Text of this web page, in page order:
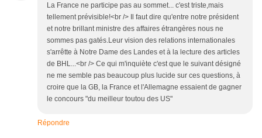
La France ne participe pas au sommet... c'est triste,mais
tellement prévisible!<br /> Il faut dire qu'entre notre président
et notre brillant ministre des affaires étrangères nous ne
sommes pas gatés.Leur vision des relations internationales
s'arrêtte à Notre Dame des Landes et à la lecture des articles
de BHL...<br /> Ce qui m'inquiète c'est que le suivant désigné
ne me semble pas beaucoup plus lucide sur ces questions, à
croire que la GB, la France et l'Allemagne essaient de gagner
le concours "du meilleur toutou des US"
Répondre